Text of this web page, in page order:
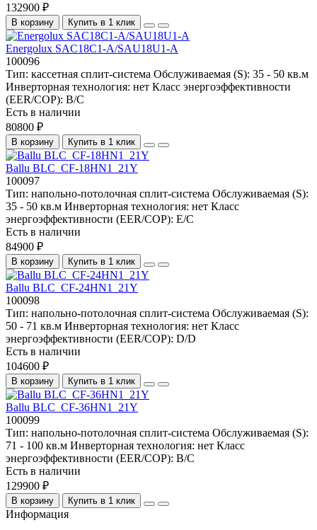
132900 ₽
В корзину Купить в 1 клик
Energolux SAC18C1-A/SAU18U1-A
100096
Тип: кассетная сплит-система Обслуживаемая (S): 35 - 50 кв.м
Инверторная технология: нет Класс энергоэффективности
(EER/COP): B/C
Есть в наличии
80800 ₽
В корзину Купить в 1 клик
Ballu BLC_CF-18HN1_21Y
100097
Тип: напольно-потолочная сплит-система Обслуживаемая (S):
35 - 50 кв.м Инверторная технология: нет Класс
энергоэффективности (EER/COP): E/C
Есть в наличии
84900 ₽
В корзину Купить в 1 клик
Ballu BLC_CF-24HN1_21Y
100098
Тип: напольно-потолочная сплит-система Обслуживаемая (S):
50 - 71 кв.м Инверторная технология: нет Класс
энергоэффективности (EER/COP): D/D
Есть в наличии
104600 ₽
В корзину Купить в 1 клик
Ballu BLC_CF-36HN1_21Y
100099
Тип: напольно-потолочная сплит-система Обслуживаемая (S):
71 - 100 кв.м Инверторная технология: нет Класс
энергоэффективности (EER/COP): B/C
Есть в наличии
129900 ₽
В корзину Купить в 1 клик
Информация